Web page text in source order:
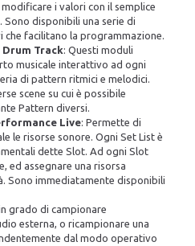
i valori con il semplice
disponibili una serie di
facilitano la programmazione.
Track: Questi moduli
musicale interattivo ad ogni
di pattern ritmici e melodici.
scene su cui è possibile
Pattern diversi.
Live: Permette di
le risorse sonore. Ogni Set List è
dette Slot. Ad ogni Slot
ed assegnare una risorsa
Sono immediatamente disponibili
grado di campionare
esterna, o ricampionare una
dal modo operativo